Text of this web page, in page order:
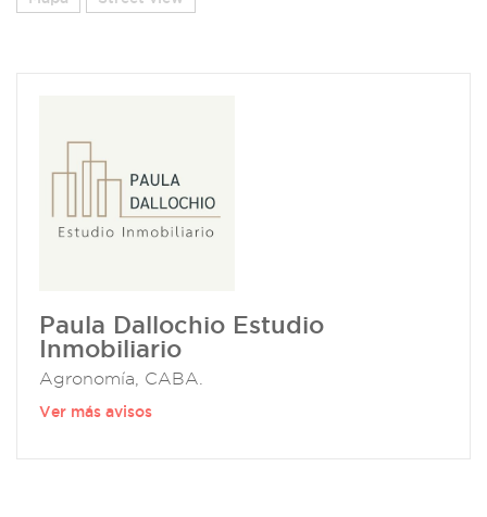
Paula Dallochio Estudio
Inmobiliario
Agronomía, CABA.
Ver más avisos